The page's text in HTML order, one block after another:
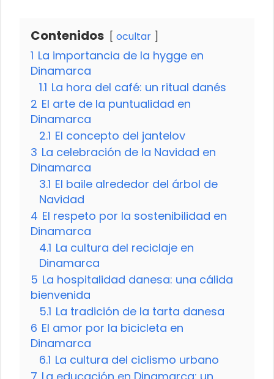
Contenidos ocultar
1 La importancia de la hygge en
Dinamarca
1.1 La hora del café: un ritual danés
2 El arte de la puntualidad en
Dinamarca
2.1 El concepto del jantelov
3 La celebración de la Navidad en
Dinamarca
3.1 El baile alrededor del árbol de
Navidad
4 El respeto por la sostenibilidad en
Dinamarca
4.1 La cultura del reciclaje en
Dinamarca
5 La hospitalidad danesa: una cálida
bienvenida
5.1 La tradición de la tarta danesa
6 El amor por la bicicleta en
Dinamarca
6.1 La cultura del ciclismo urbano